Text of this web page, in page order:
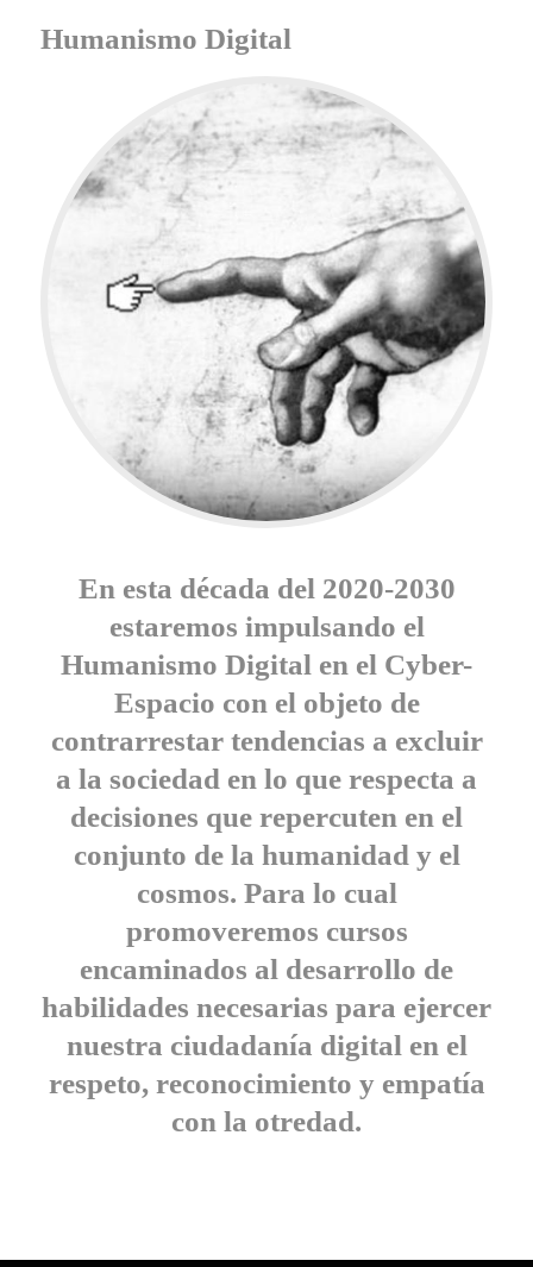
Humanismo Digital
En esta década del 2020-2030
estaremos impulsando el
Humanismo Digital en el Cyber-
Espacio con el objeto de
contrarrestar tendencias a excluir
a la sociedad en lo que respecta a
decisiones que repercuten en el
conjunto de la humanidad y el
cosmos. Para lo cual
promoveremos cursos
encaminados al desarrollo de
habilidades necesarias para ejercer
nuestra ciudadanía digital en el
respeto, reconocimiento y empatía
con la otredad.